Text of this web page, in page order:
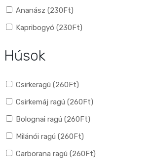
Ananász (230Ft)
Kapribogyó (230Ft)
Húsok
Csirkeragú (260Ft)
Csirkemáj ragú (260Ft)
Bolognai ragú (260Ft)
Milánói ragú (260Ft)
Carborana ragú (260Ft)